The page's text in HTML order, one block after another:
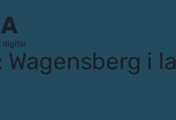
digital
Wagensberg i la